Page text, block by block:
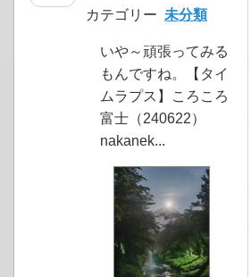
カテゴリー 未分類
いや～頑張ってみる
もんですね。【タイ
ムラプス】ころころ
富士（240622）
nakanek...